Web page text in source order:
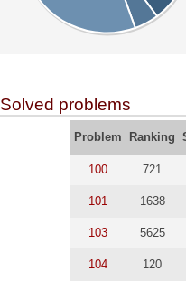
Solved problems
Problem Ranking
100 721
101 1638
103 5625
104 120